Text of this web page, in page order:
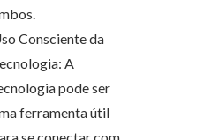
Consciente da
A
pode ser
ferramenta útil